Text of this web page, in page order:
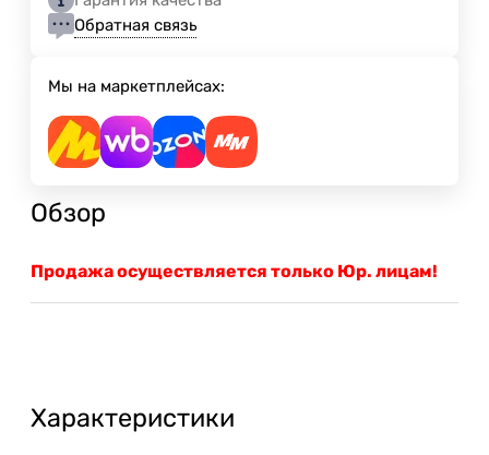
Обратная связь
Мы на маркетплейсах:
Обзор
Продажа осуществляется только Юр. лицам!
Характеристики